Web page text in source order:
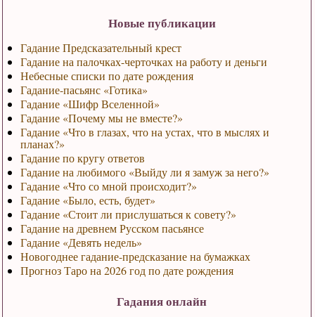
Новые публикации
Гадание Предсказательный крест
Гадание на палочках-черточках на работу и деньги
Небесные списки по дате рождения
Гадание-пасьянс «Готика»
Гадание «Шифр Вселенной»
Гадание «Почему мы не вместе?»
Гадание «Что в глазах, что на устах, что в мыслях и
планах?»
Гадание по кругу ответов
Гадание на любимого «Выйду ли я замуж за него?»
Гадание «Что со мной происходит?»
Гадание «Было, есть, будет»
Гадание «Стоит ли прислушаться к совету?»
Гадание на древнем Русском пасьянсе
Гадание «Девять недель»
Новогоднее гадание-предсказание на бумажках
Прогноз Таро на 2026 год по дате рождения
Гадания онлайн